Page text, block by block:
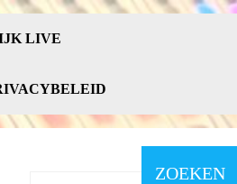
LIVE
ZOEKEN